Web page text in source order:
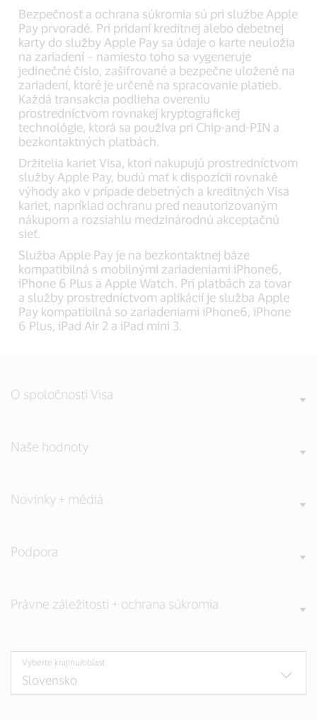
Bezpečnosť a ochrana súkromia sú pri službe Apple
Pay prvoradé. Pri pridaní kreditnej alebo debetnej
karty do služby Apple Pay sa údaje o karte neuložia
na zariadení – namiesto toho sa vygeneruje
jedinečné číslo, zašifrované a bezpečne uložené na
zariadení, ktoré je určené na spracovanie platieb.
Každá transakcia podlieha overeniu
prostredníctvom rovnakej kryptografickej
technológie, ktorá sa používa pri Chip-and-PIN a
bezkontaktných platbách.
Držitelia kariet Visa, ktorí nakupujú prostredníctvom
služby Apple Pay, budú mať k dispozícii rovnaké
výhody ako v prípade debetných a kreditných Visa
kariet, napríklad ochranu pred neautorizovaným
nákupom a rozsiahlu medzinárodnú akceptačnú
sieť.
Služba Apple Pay je na bezkontaktnej báze
kompatibilná s mobilnými zariadeniami iPhone6,
iPhone 6 Plus a Apple Watch. Pri platbách za tovar
a služby prostredníctvom aplikácií je služba Apple
Pay kompatibilná so zariadeniami iPhone6, iPhone
6 Plus, iPad Air 2 a iPad mini 3.
O spoločnosti Visa
Naše hodnoty
Novinky + médiá
Podpora
Právne záležitosti + ochrana súkromia
Vyberte krajinu/oblasť